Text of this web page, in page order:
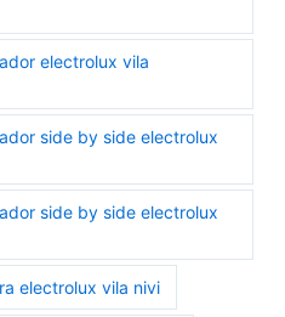
electrolux vila
side by side electrolux
side by side electrolux
electrolux vila nivi